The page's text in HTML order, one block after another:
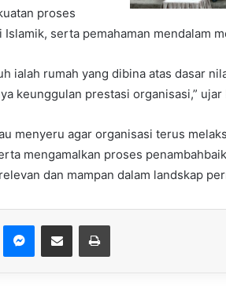
proses
serta pemahaman mendalam
ialah rumah yang dibina atas dasar
keunggulan prestasi organisasi,” ujar
menyeru agar organisasi terus
mengamalkan proses
dan mampan dalam landskap